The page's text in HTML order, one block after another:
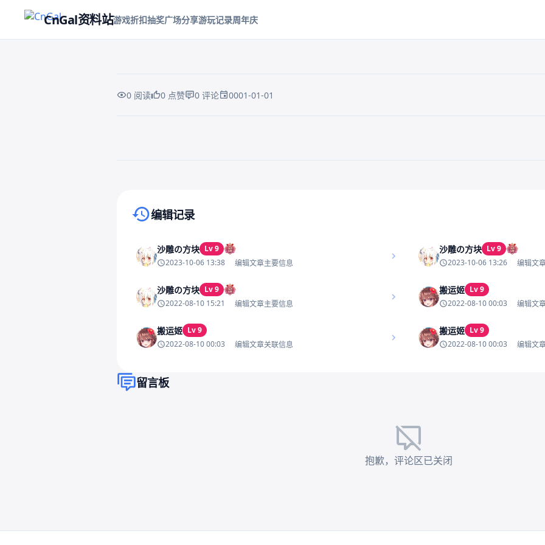
CnGal资料站游戏折扣抽奖广场分享游玩记录周年庆
0 阅读 0 点赞 0 评论 0001-01-01
编辑记录
沙雕の方块 Lv 9
2023-10-06 13:38
编辑文章主要信息
沙雕の方块 Lv 9
2023-10-06 13:26
编辑文
沙雕の方块 Lv 9
2022-08-10 15:21
编辑文章主要信息
搬运姬 Lv 9
2022-08-10 00:03
编辑文
搬运姬 Lv 9
2022-08-10 00:03
编辑文章关联信息
搬运姬 Lv 9
2022-08-10 00:03
编辑文
留言板
抱歉，评论区已关闭